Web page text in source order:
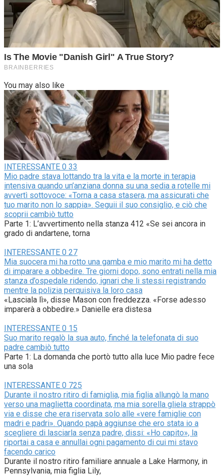
You may also like
INTERESSANTE 0 33
Mio padre stava lottando tra la vita e la morte in terapia
intensiva quando un’anziana donna su una sedia a rotelle mi
avvertì sottovoce: «Torna a casa stasera, ma assicurati che
tuo marito non lo sappia». Seguii il suo consiglio, e ciò che
scoprii cambiò tutto
Parte 1: L’avvertimento nella stanza 412 «Se sei ancora in
grado di andartene, torna
INTERESSANTE 0 27
Mia suocera mi ha rotto una gamba e mio marito mi ha detto
di imparare a obbedire. Tre giorni dopo, sono entrati nella mia
stanza d’ospedale ridendo, ignari che li stessi registrando
mentre la polizia perquisiva la loro casa
«Lasciala lì», disse Mason con freddezza. «Forse adesso
imparerà a obbedire.» Danielle era distesa
INTERESSANTE 0 15
Suo marito regalò la sua auto, finché la telefonata di suo
padre cambiò tutto
Parte 1: La domanda che portò tutto alla luce Mio padre fece
una sola
INTERESSANTE 0 725
Durante il nostro ritiro di famiglia, mia figlia allungò la mano
verso una maglietta coordinata, ma mia sorella gliela strappò
via e disse che era riservata solo alle «vere famiglie con
madri e padri». Quando papà aggiunse che ero stata io a
scegliere di lasciarla senza padre, dissi: «Ho capito», la
riportai a casa e annullai ogni pagamento di cui mi stavo
facendo carico
Durante il nostro ritiro familiare annuale a Lake Harmony, in
Pennsylvania, mia figlia Lily,